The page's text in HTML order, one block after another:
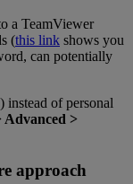
a TeamViewer
(this link shows you
can potentially
instead of personal
Advanced >
approach